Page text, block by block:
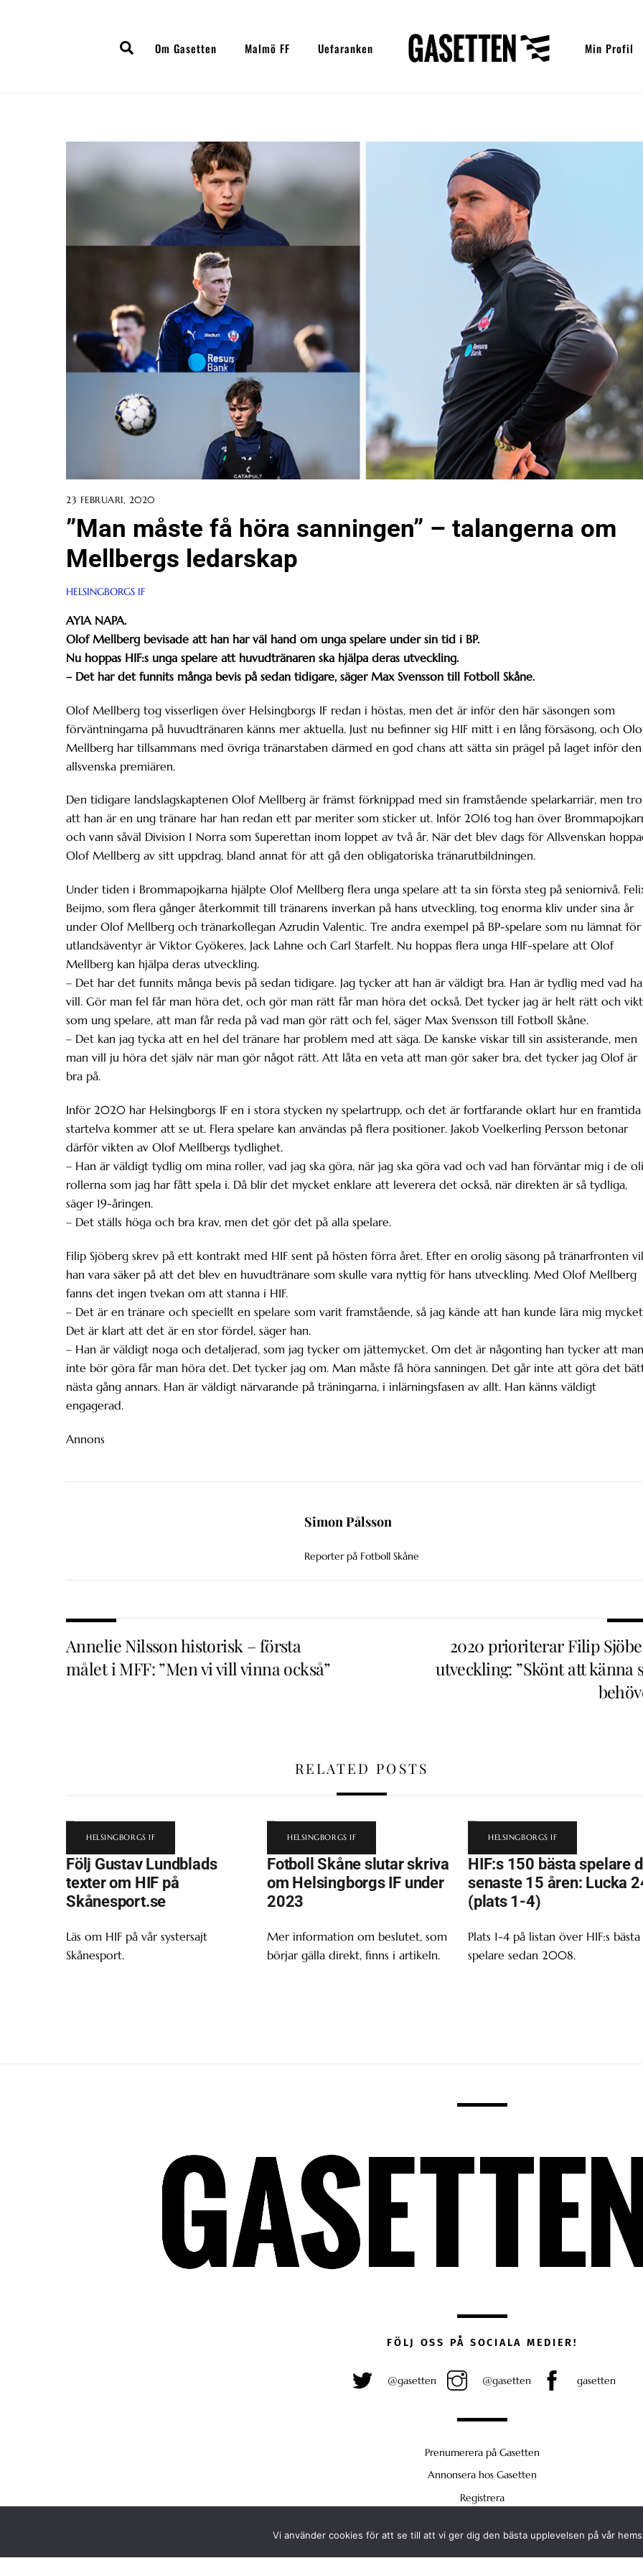
SearchOm Gasetten Malmö FF Uefaranken Min Profil
23 FEBRUARI, 2020
”Man måste få höra sanningen” – talangerna om
Mellbergs ledarskap
HELSINGBORGS IF
AYIA NAPA.
Olof Mellberg bevisade att han har väl hand om unga spelare under sin tid i BP.
Nu hoppas HIF:s unga spelare att huvudtränaren ska hjälpa deras utveckling.
– Det har det funnits många bevis på sedan tidigare, säger Max Svensson till Fotboll Skåne.
Olof Mellberg tog visserligen över Helsingborgs IF redan i höstas, men det är inför den här säsongen som
förväntningarna på huvudtränaren känns mer aktuella. Just nu befinner sig HIF mitt i en lång försäsong, och
Mellberg har tillsammans med övriga tränarstaben därmed en god chans att sätta sin prägel på laget inför den
allsvenska premiären.
Den tidigare landslagskaptenen Olof Mellberg är främst förknippad med sin framstående spelarkarriär, men
att han är en ung tränare har han redan ett par meriter som sticker ut. Inför 2016 tog han över
och vann såväl Division 1 Norra som Superettan inom loppet av två år. När det blev dags för Allsvenskan
Olof Mellberg av sitt uppdrag, bland annat för att gå den obligatoriska tränarutbildningen.
Under tiden i Brommapojkarna hjälpte Olof Mellberg flera unga spelare att ta sin första steg på seniornivå.
Beijmo, som flera gånger återkommit till tränarens inverkan på hans utveckling, tog enorma kliv under sina år
under Olof Mellberg och tränarkollegan Azrudin Valentic. Tre andra exempel på BP-spelare som nu lämnat för
utlandsäventyr är Viktor Gyökeres, Jack Lahne och Carl Starfelt. Nu hoppas flera unga HIF-spelare att Olof
Mellberg kan hjälpa deras utveckling.
– Det har det funnits många bevis på sedan tidigare. Jag tycker att han är väldigt bra. Han är tydlig med vad
vill. Gör man fel får man höra det, och gör man rätt får man höra det också. Det tycker jag är helt rätt och
som ung spelare, att man får reda på vad man gör rätt och fel, säger Max Svensson till Fotboll Skåne.
– Det kan jag tycka att en hel del tränare har problem med att säga. De kanske viskar till sin assisterande, men
man vill ju höra det själv när man gör något rätt. Att låta en veta att man gör saker bra, det tycker jag Olof är
bra på.
Inför 2020 har Helsingborgs IF en i stora stycken ny spelartrupp, och det är fortfarande oklart hur en framtida
startelva kommer att se ut. Flera spelare kan användas på flera positioner. Jakob Voelkerling Persson betonar
därför vikten av Olof Mellbergs tydlighet.
– Han är väldigt tydlig om mina roller, vad jag ska göra, när jag ska göra vad och vad han förväntar mig i de
rollerna som jag har fått spela i. Då blir det mycket enklare att leverera det också, när direkten är så tydliga,
säger 19-åringen.
– Det ställs höga och bra krav, men det gör det på alla spelare.
Filip Sjöberg skrev på ett kontrakt med HIF sent på hösten förra året. Efter en orolig säsong på tränarfronten
han vara säker på att det blev en huvudtränare som skulle vara nyttig för hans utveckling. Med Olof Mellberg
fanns det ingen tvekan om att stanna i HIF.
– Det är en tränare och speciellt en spelare som varit framstående, så jag kände att han kunde lära mig
Det är klart att det är en stor fördel, säger han.
– Han är väldigt noga och detaljerad, som jag tycker om jättemycket. Om det är någonting han tycker att man
inte bör göra får man höra det. Det tycker jag om. Man måste få höra sanningen. Det går inte att göra det
nästa gång annars. Han är väldigt närvarande på träningarna, i inlärningsfasen av allt. Han känns väldigt
engagerad.
Annons
Simon Pålsson
Reporter på Fotboll Skåne
Annelie Nilsson historisk – första
målet i MFF: ”Men vi vill vinna också”
2020 prioriterar Filip
utveckling: ”Skönt att känna
RELATED POSTS
HELSINGBORGS IF
Följ Gustav Lundblads
texter om HIF på
Skånesport.se
Läs om HIF på vår systersajt
Skånesport.
HELSINGBORGS IF
Fotboll Skåne slutar skriva
om Helsingborgs IF under
2023
Mer information om beslutet, som
börjar gälla direkt, finns i artikeln.
HELSINGBORGS IF
HIF:s 150 bästa spelare
senaste 15 åren: Lucka
(plats 1-4)
Plats 1-4 på listan över HIF:s bästa
spelare sedan 2008.
FÖLJ OSS PÅ SOCIALA MEDIER!
@gasetten @gasetten gasetten
Prenumerera på Gasetten
Annonsera hos Gasetten
Registrera
Vi använder cookies för att se till att vi ger dig den bästa upplevelsen på vår